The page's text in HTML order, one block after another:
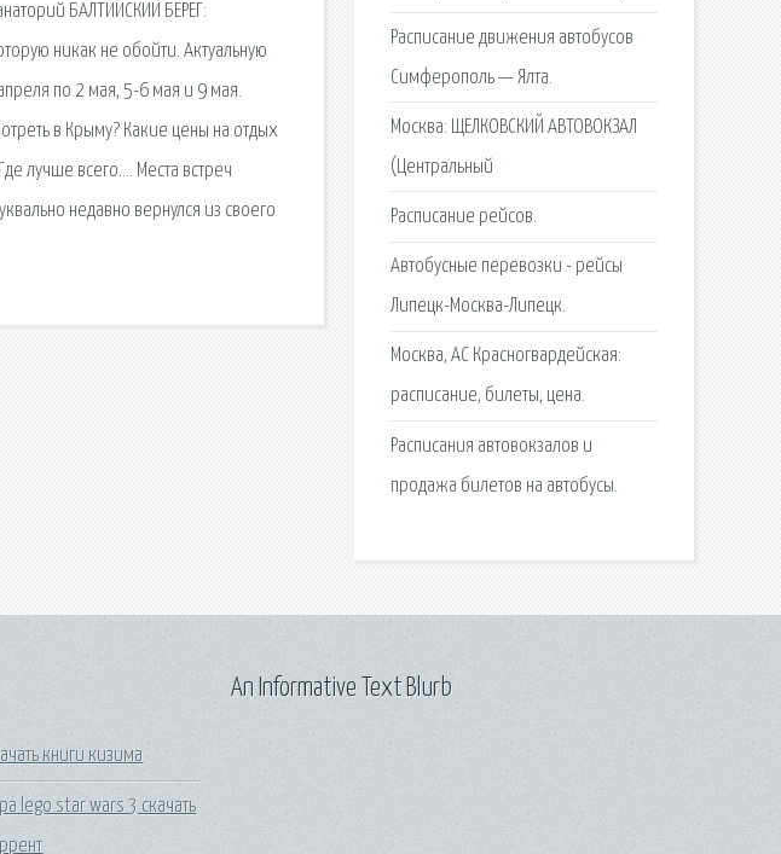
БАЛТИЙСКИЙ БЕРЕГ:
никак не обойти. Актуальную
по 2 мая, 5-6 мая и 9 мая.
в Крыму? Какие цены на отдых
лучше всего…. Места встреч
недавно вернулся из своего
Расписание движения автобусов
Симферополь — Ялта.
Москва: ЩЕЛКОВСКИЙ АВТОВОКЗАЛ
(Центральный
Расписание рейсов.
Автобусные перевозки - рейсы
Липецк-Москва-Липецк.
Москва, АС Красногвардейская:
расписание, билеты, цена.
Расписания автовокзалов и
продажа билетов на автобусы.
книги кизима
lego star wars 3 скачать
An Informative Text Blurb